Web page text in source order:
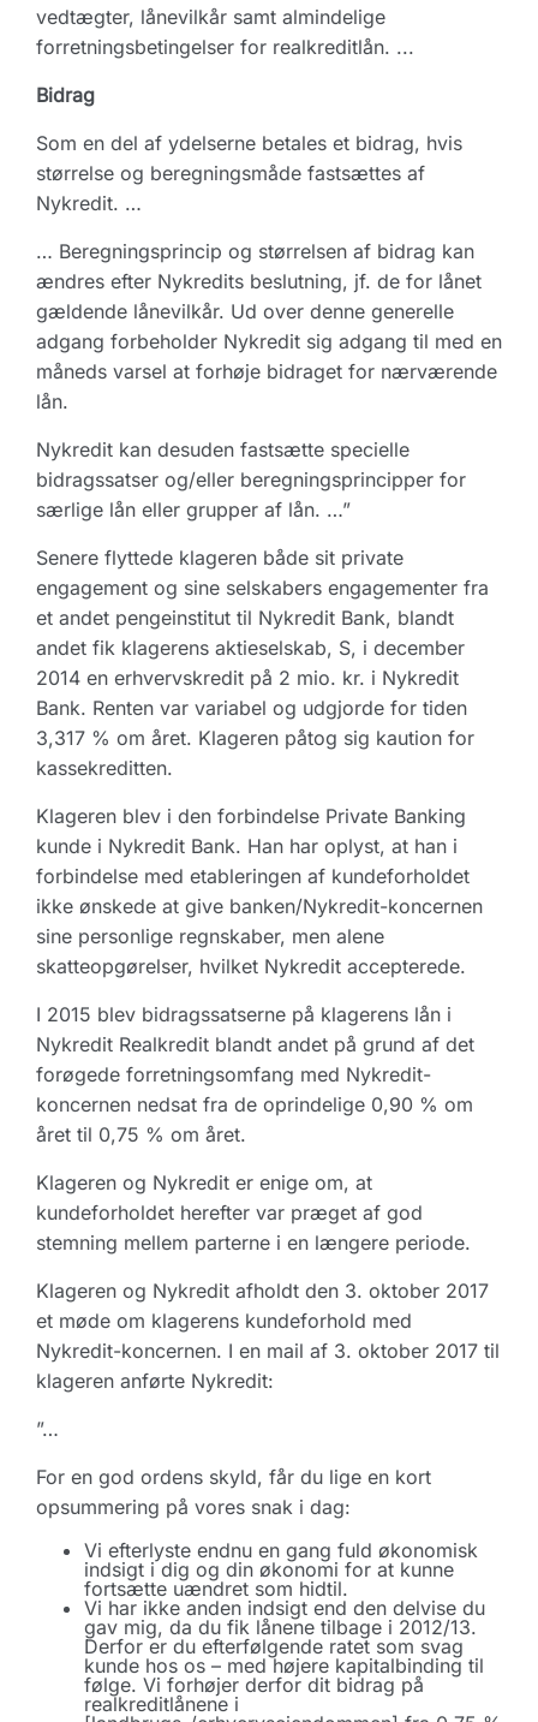
vedtægter, lånevilkår samt almindelige
forretningsbetingelser for realkreditlån. ...
Bidrag
Som en del af ydelserne betales et bidrag, hvis
størrelse og beregningsmåde fastsættes af
Nykredit. …
… Beregningsprincip og størrelsen af bidrag kan
ændres efter Nykredits beslutning, jf. de for lånet
gældende lånevilkår. Ud over denne generelle
adgang forbeholder Nykredit sig adgang til med en
måneds varsel at forhøje bidraget for nærværende
lån.
Nykredit kan desuden fastsætte specielle
bidragssatser og/eller beregningsprincipper for
særlige lån eller grupper af lån. …”
Senere flyttede klageren både sit private
engagement og sine selskabers engagementer fra
et andet pengeinstitut til Nykredit Bank, blandt
andet fik klagerens aktieselskab, S, i december
2014 en erhvervskredit på 2 mio. kr. i Nykredit
Bank. Renten var variabel og udgjorde for tiden
3,317 % om året. Klageren påtog sig kaution for
kassekreditten.
Klageren blev i den forbindelse Private Banking
kunde i Nykredit Bank. Han har oplyst, at han i
forbindelse med etableringen af kundeforholdet
ikke ønskede at give banken/Nykredit-koncernen
sine personlige regnskaber, men alene
skatteopgørelser, hvilket Nykredit accepterede.
I 2015 blev bidragssatserne på klagerens lån i
Nykredit Realkredit blandt andet på grund af det
forøgede forretningsomfang med Nykredit-
koncernen nedsat fra de oprindelige 0,90 % om
året til 0,75 % om året.
Klageren og Nykredit er enige om, at
kundeforholdet herefter var præget af god
stemning mellem parterne i en længere periode.
Klageren og Nykredit afholdt den 3. oktober 2017
et møde om klagerens kundeforhold med
Nykredit-koncernen. I en mail af 3. oktober 2017 til
klageren anførte Nykredit:
”…
For en god ordens skyld, får du lige en kort
opsummering på vores snak i dag:
Vi efterlyste endnu en gang fuld økonomisk
indsigt i dig og din økonomi for at kunne
fortsætte uændret som hidtil.
Vi har ikke anden indsigt end den delvise du
gav mig, da du fik lånene tilbage i 2012/13.
Derfor er du efterfølgende ratet som svag
kunde hos os – med højere kapitalbinding til
følge. Vi forhøjer derfor dit bidrag på
realkreditlånene i